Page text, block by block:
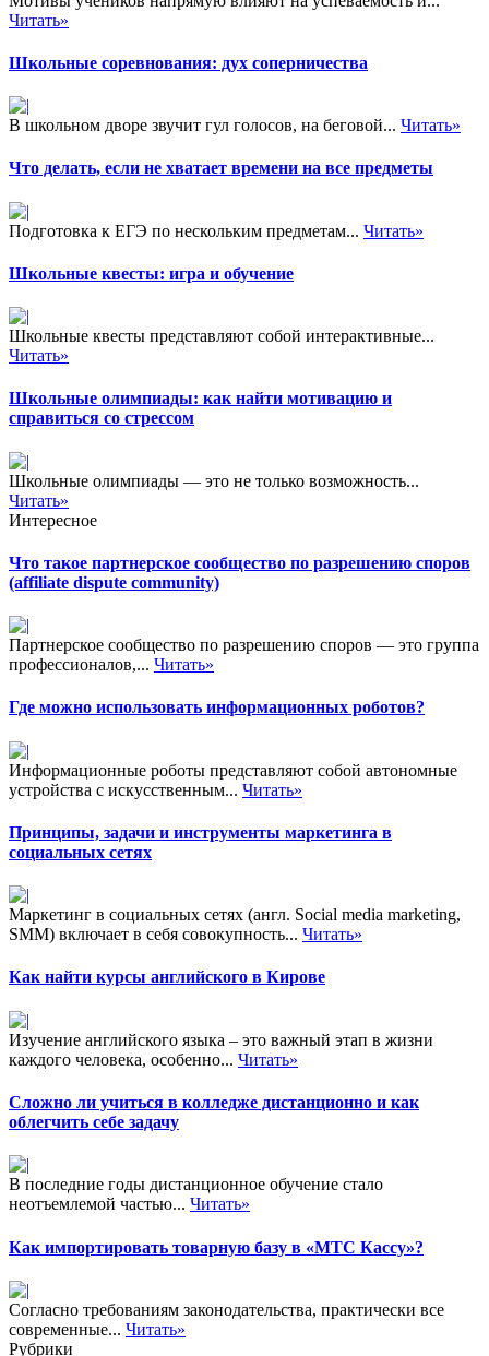
Читать»
Школьные соревнования: дух соперничества
В школьном дворе звучит гул голосов, на беговой... Читать»
Что делать, если не хватает времени на все предметы
Подготовка к ЕГЭ по нескольким предметам... Читать»
Школьные квесты: игра и обучение
Школьные квесты представляют собой интерактивные...
Читать»
Школьные олимпиады: как найти мотивацию и
справиться со стрессом
Школьные олимпиады — это не только возможность...
Читать»
Интересное
Что такое партнерское сообщество по разрешению споров
(affiliate dispute community)
Партнерское сообщество по разрешению споров — это группа
профессионалов,... Читать»
Где можно использовать информационных роботов?
Информационные роботы представляют собой автономные
устройства с искусственным... Читать»
Принципы, задачи и инструменты маркетинга в
социальных сетях
Маркетинг в социальных сетях (англ. Social media marketing,
SMM) включает в себя совокупность... Читать»
Как найти курсы английского в Кирове
Изучение английского языка – это важный этап в жизни
каждого человека, особенно... Читать»
Сложно ли учиться в колледже дистанционно и как
облегчить себе задачу
В последние годы дистанционное обучение стало
неотъемлемой частью... Читать»
Как импортировать товарную базу в «МТС Кассу»?
Согласно требованиям законодательства, практически все
современные... Читать»
Рубрики